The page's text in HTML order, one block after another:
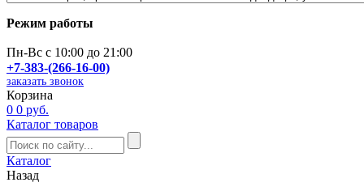
Режим работы
Пн-Вс с 10:00 до 21:00
+7-383-(266-16-00)
заказать звонок
Корзина
0 0 руб.
Каталог товаров
Каталог
Назад